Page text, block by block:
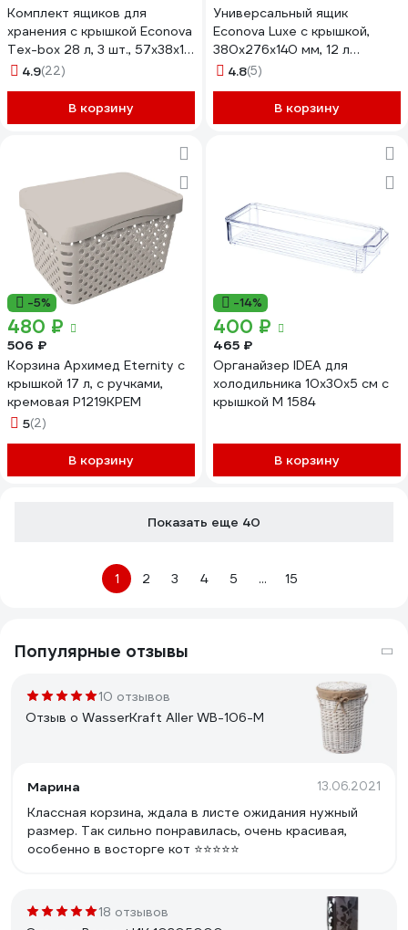
Комплект ящиков для
хранения с крышкой Econova
Tex-box 28 л, 3 шт., 57x38x17
см, прозрачный
4.9(22)
В корзину
Универсальный ящик
Econova Luxe с крышкой,
380х276х140 мм, 12 л
светло-бежевый 433205634
4.8(5)
В корзину
-5%
480 ₽
506 ₽
Корзина Архимед Eternity с
крышкой 17 л, с ручками,
кремовая Р1219КРЕМ
5(2)
В корзину
-14%
400 ₽
465 ₽
Органайзер IDEA для
холодильника 10х30х5 см с
крышкой М 1584
В корзину
Показать еще 40
1 2 3 4 5 ... 15
Популярные отзывы
10 отзывов
Отзыв о WasserKraft Aller WB-106-M
Марина 13.06.2021
Классная корзина, ждала в листе ожидания нужный
размер. Так сильно понравилась, очень красивая,
особенно в восторге кот ⭐️⭐️⭐️⭐️⭐️
18 отзывов